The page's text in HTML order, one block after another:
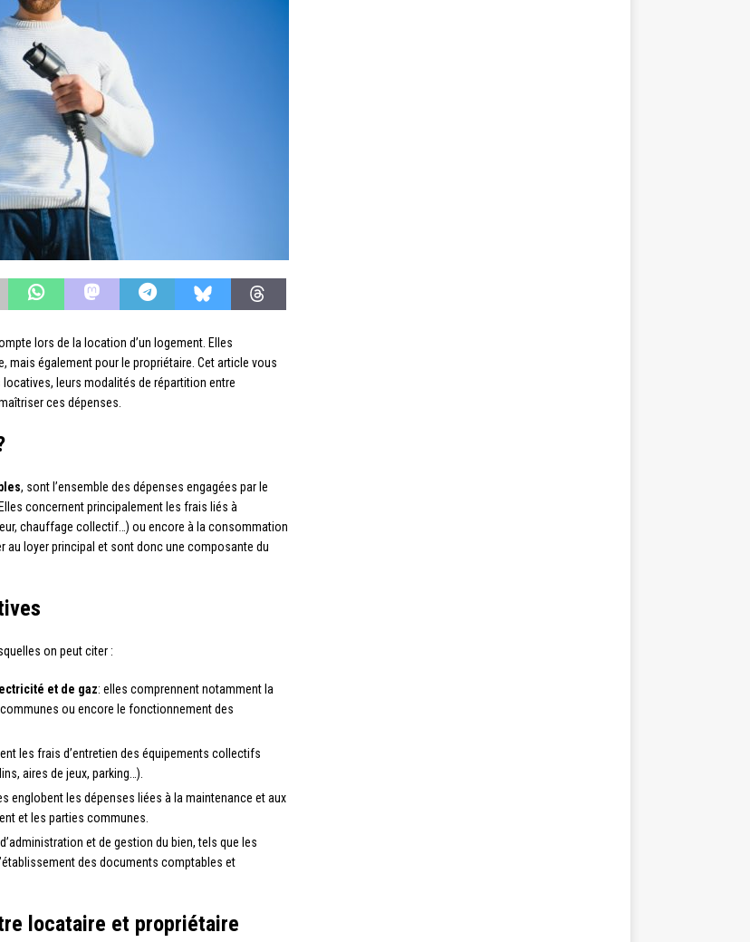
lors de la location d’un logement. Elles
mais également pour le propriétaire. Cet article vous
leurs modalités de répartition entre
ces dépenses.
, sont l’ensemble des dépenses engagées par le
concernent principalement les frais liés à
chauffage collectif…) ou encore à la consommation
au loyer principal et sont donc une composante du
on peut citer :
et de gaz: elles comprennent notamment la
ou encore le fonctionnement des
les frais d’entretien des équipements collectifs
aires de jeux, parking…).
englobent les dépenses liées à la maintenance et aux
et les parties communes.
et de gestion du bien, tels que les
des documents comptables et
locataire et propriétaire